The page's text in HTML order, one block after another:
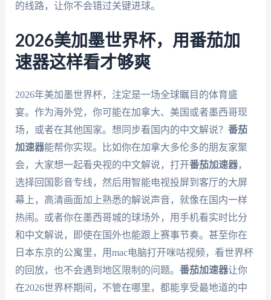
的线路，让你不会错过关键进球。
2026美加墨世界杯，用番茄加
速器这样看才够爽
2026年美加墨世界杯，注定是一场全球瞩目的体育盛
宴。作为海外党，你可能在加拿大、美国或者墨西哥现
场，或者在其他国家。想同步看国内的中文解说？ 番茄
加速器能帮你实现。比如你在加拿大多伦多的朋友家聚
会，大家想一起看央视的中文解说，打开番茄加速器，
选择回国影音专线，然后用智能电视投屏到客厅的大屏
幕上，高清画面加上熟悉的解说声音，就像在国内一样
热闹。或者你在墨西哥城的球场外，用手机看实时比分
和中文解说，即使在国外也能跟上赛事节奏。甚至你在
日本东京的公寓里，用mac电脑打开咪咕视频，看世界杯
的回放，也不会遇到地区限制的问题。 番茄加速器让你
在2026世界杯期间，不管在哪里，都能享受最地道的中